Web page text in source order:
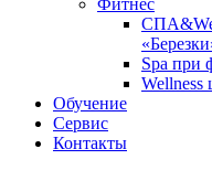
Фитнес
Spa при
Wellness
Обучение
Сервис
Контакты